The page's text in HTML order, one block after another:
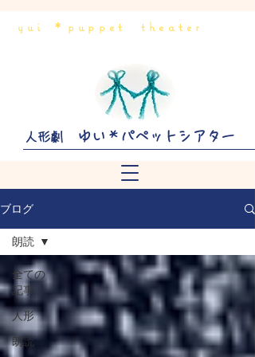
yui ＊puppet theater
人形劇 ゆい＊パペットシアター
ブログ
全ての
記事
人形
朗読
朗読